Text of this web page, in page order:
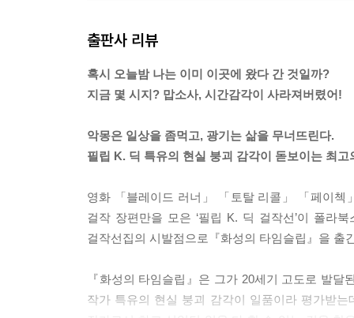
출판사 리뷰
혹시 오늘밤 나는 이미 이곳에 왔다 간 것일까?
지금 몇 시지? 맙소사, 시간감각이 사라져버렸어!
악몽은 일상을 좀먹고, 광기는 삶을 무너뜨린다.
필립 K. 딕 특유의 현실 붕괴 감각이 돋보이는 최고
영화 「블레이드 러너」 「토탈 리콜」 「페이첵
걸작 장편만을 모은 ‘필립 K. 딕 걸작선’이 폴라
걸작선집의 시발점으로『화성의 타임슬립』을 출
『화성의 타임슬립』은 그가 20세기 고도로 발
작가 특유의 현실 붕괴 감각이 일품이라 평가받